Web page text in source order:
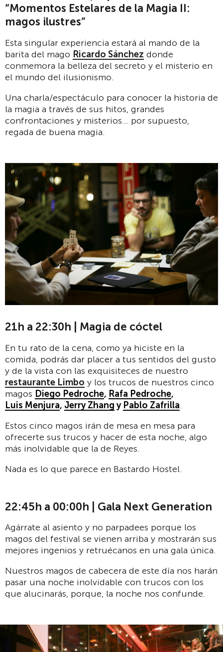
“Momentos Estelares de la Magia II:
magos ilustres”
Esta singular experiencia estará al mando de la
barita del mago Ricardo Sánchez donde
conmemora la belleza del secreto y el misterio en
el mundo del ilusionismo.
Una charla/espectáculo para conocer la historia de
la magia a través de sus hitos, grandes
confrontaciones y misterios… por supuesto,
regada de buena magia.
21h a 22:30h | Magia de cóctel
En tu rato de la cena, como ya hiciste en la
comida, podrás dar placer a tus sentidos del gusto
y de la vista con las exquisiteces de nuestro
restaurante Limbo y los trucos de nuestros cinco
magos Diego Pedroche, Rafa Pedroche,
Luis Menjura, Jerry Zhang y Pablo Zafrilla.
Estos cinco magos irán de mesa en mesa para
ofrecerte sus trucos y hacer de esta noche, algo
más inolvidable que la de Reyes.
Nada es lo que parece en Bastardo Hostel.
22:45h a 00:00h | Gala Next Generation
Agárrate al asiento y no parpadees porque los
magos del festival se vienen arriba y mostrarán sus
mejores ingenios y retruécanos en una gala única.
Nuestros magos de cabecera de este día nos harán
pasar una noche inolvidable con trucos con los
que alucinarás, porque, la noche nos confunde.